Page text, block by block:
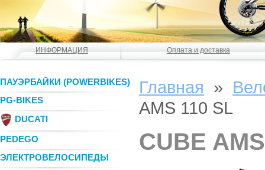
ИНФОРМАЦИЯ Оплата и доставка
ПАУЭРБАЙКИ (POWERBIKES)
PG-BIKES
DUCATI
PEDEGO
ЭЛЕКТРОВЕЛОСИПЕДЫ
Главная »
AMS 110 SL
CUBE